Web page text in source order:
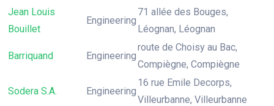
Jean Louis
Bouillet
Engineering
71 allée des Bouges,
Léognan, Léognan
Barriquand Engineering
route de Choisy au Bac,
Compiègne, Compiègne
Sodera S.A. Engineering
16 rue Emile Decorps,
Villeurbanne, Villeurbanne